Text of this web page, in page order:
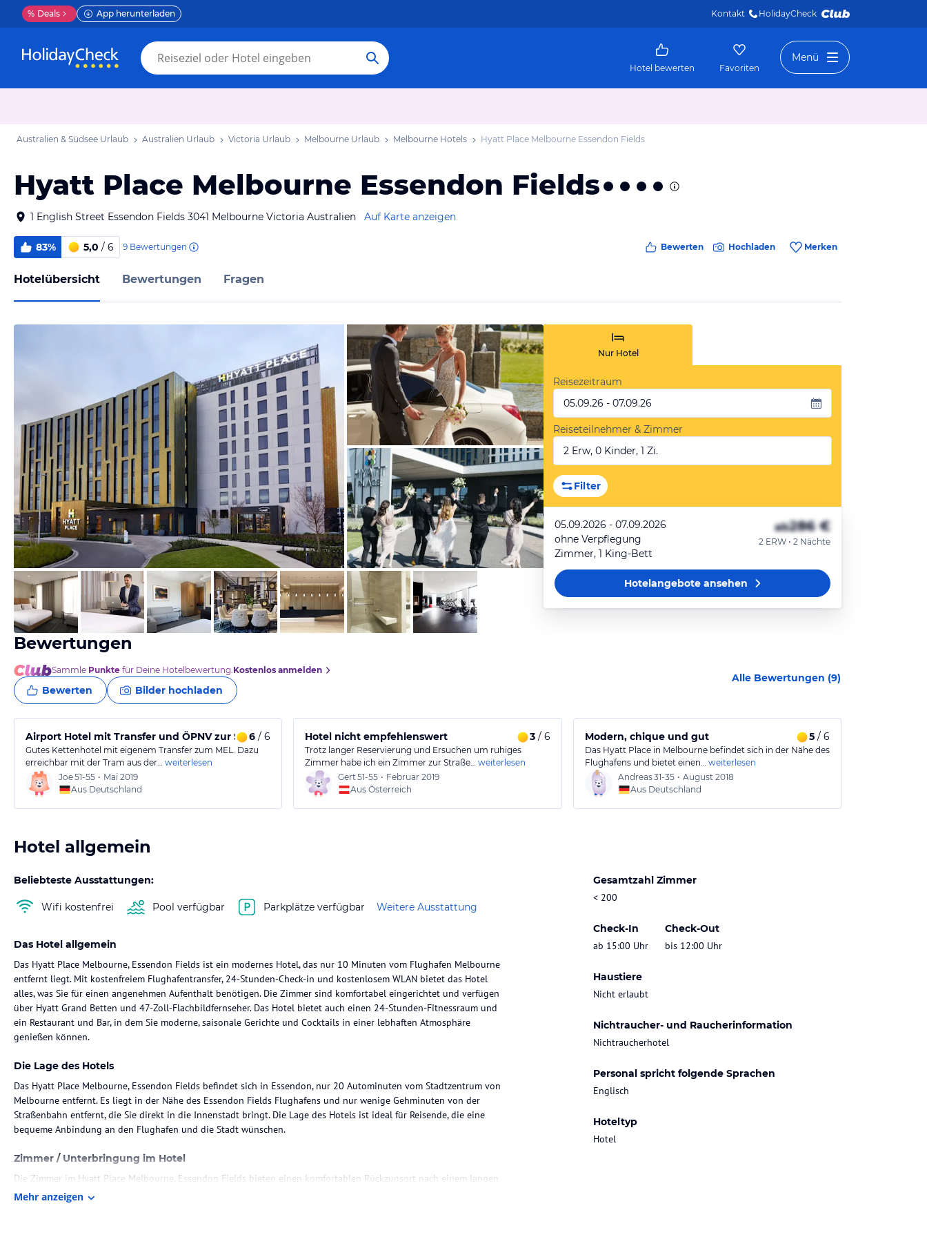
% Deals App herunterladen Kontakt HolidayCheck
Hotel bewerten Favoriten
Menü
Australien & Südsee Urlaub Australien Urlaub Victoria Urlaub Melbourne Urlaub Melbourne Hotels Hyatt Place Melbourne Essendon Fields
Hyatt Place Melbourne Essendon Fields
1 English Street Essendon Fields 3041 Melbourne Victoria Australien Auf Karte anzeigen
83% 5,0 / 6 9 Bewertungen Bewerten Hochladen Merken
Hotelübersicht Bewertungen Fragen
von Expedia
von Expedia
von Expedia
Nur Hotel
Reisezeitraum
05.09.26 - 07.09.26
Reiseteilnehmer & Zimmer
2 Erw, 0 Kinder, 1 Zi.
Filter
05.09.2026 - 07.09.2026
ohne Verpflegung
Zimmer, 1 King-Bett
ab286 €
2 ERW • 2 Nächte
Hotelangeboteansehen
Bewertungen
Sammle Punkte für Deine Hotelbewertung.Kostenlos anmelden
Bewerten Bilder hochladen
Alle Bewertungen (9)
Airport Hotel mit Transfer und ÖPNV zur Stadt
6 / 6
Gutes Kettenhotel mit eigenem Transfer zum MEL. Dazu
erreichbar mit der Tram aus der… weiterlesen
Joe51-55 • Mai 2019
Aus Deutschland
Hotel nicht empfehlenswert 3/ 6
Trotz langer Reservierung und Ersuchen um ruhiges
Zimmer habe ich ein Zimmer zur Straße… weiterlesen
Gert51-55 • Februar 2019
Aus Österreich
Modern, chique und gut 5/ 6
Das Hyatt Place in Melbourne befindet sich in der Nähe des
Flughafens und bietet einen… weiterlesen
Andreas31-35 • August 2018
Aus Deutschland
Hotel allgemein
Beliebteste Ausstattungen:
Wifi kostenfrei Pool verfügbar Parkplätze verfügbar Weitere Ausstattung
Gesamtzahl Zimmer
< 200
Check-In
ab 15:00 Uhr
Check-Out
bis 12:00 Uhr
Haustiere
Nicht erlaubt
Nichtraucher- und Raucherinformation
Nichtraucherhotel
Personal spricht folgende Sprachen
Englisch
Hoteltyp
Hotel
Das Hotel allgemein
Das Hyatt Place Melbourne, Essendon Fields ist ein modernes Hotel, das nur 10 Minuten vom Flughafen Melbourne
entfernt liegt. Mit kostenfreiem Flughafentransfer, 24-Stunden-Check-in und kostenlosem WLAN bietet das Hotel
alles, was Sie für einen angenehmen Aufenthalt benötigen. Die Zimmer sind komfortabel eingerichtet und verfügen
über Hyatt Grand Betten und 47-Zoll-Flachbildfernseher. Das Hotel bietet auch einen 24-Stunden-Fitnessraum und
ein Restaurant und Bar, in dem Sie moderne, saisonale Gerichte und Cocktails in einer lebhaften Atmosphäre
genießen können.
Die Lage des Hotels
Das Hyatt Place Melbourne, Essendon Fields befindet sich in Essendon, nur 20 Autominuten vom Stadtzentrum von
Melbourne entfernt. Es liegt in der Nähe des Essendon Fields Flughafens und nur wenige Gehminuten von der
Straßenbahn entfernt, die Sie direkt in die Innenstadt bringt. Die Lage des Hotels ist ideal für Reisende, die eine
bequeme Anbindung an den Flughafen und die Stadt wünschen.
Zimmer / Unterbringung im Hotel
Die Zimmer im Hyatt Place Melbourne, Essendon Fields bieten einen komfortablen Rückzugsort nach einem langen
Tag. Sie sind modern eingerichtet und verfügen über eine Klimaanlage, Heizung und WLAN. Die Hyatt Grand Betten
Mehr anzeigen